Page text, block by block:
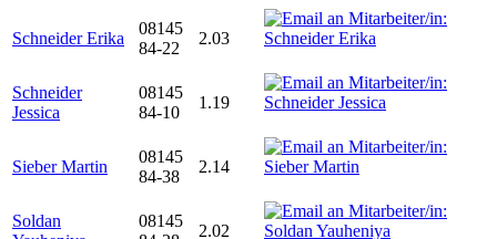
Schneider Erika
08145
84-22
2.03
Schneider
Jessica
08145
84-10
1.19
Sieber Martin
08145
84-38
2.14
Soldan
08145
2.02